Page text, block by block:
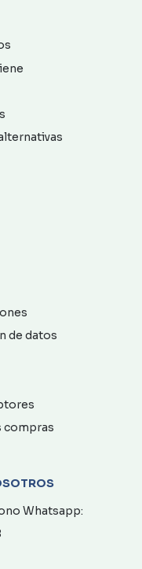
de datos
compras
Whatsapp: